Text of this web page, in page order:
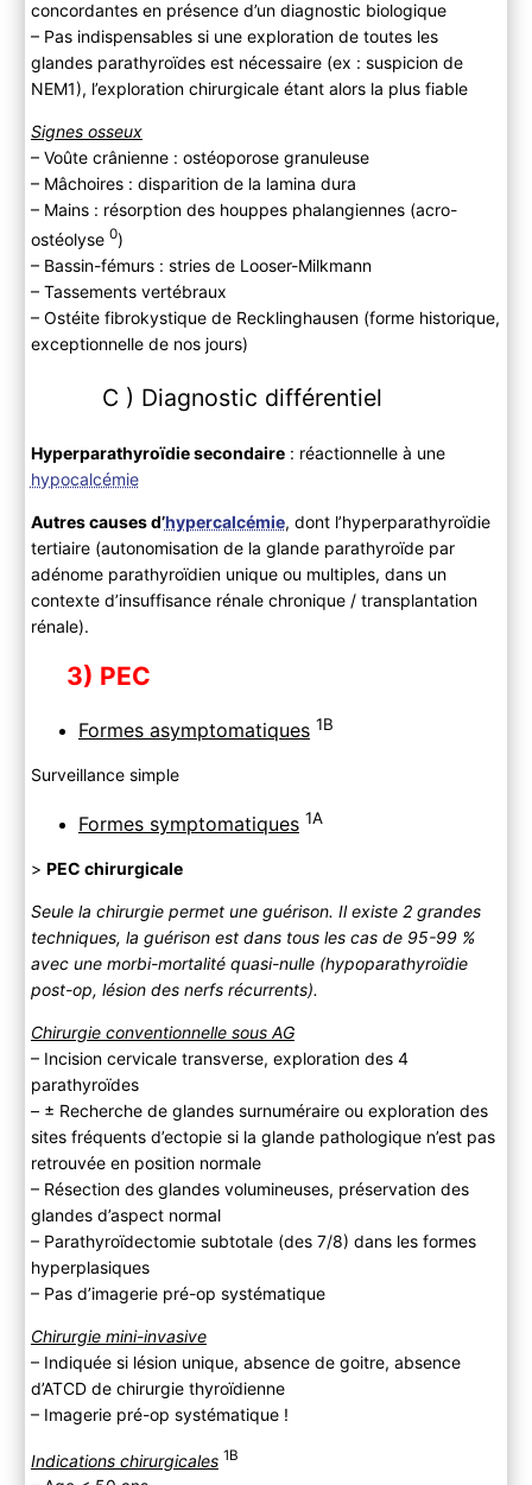
concordantes en présence d’un diagnostic biologique
– Pas indispensables si une exploration de toutes les
glandes parathyroïdes est nécessaire (ex : suspicion de
NEM1), l’exploration chirurgicale étant alors la plus fiable
Signes osseux
– Voûte crânienne : ostéoporose granuleuse
– Mâchoires : disparition de la lamina dura
– Mains : résorption des houppes phalangiennes (acro-
ostéolyse 0)
– Bassin-fémurs : stries de Looser-Milkmann
– Tassements vertébraux
– Ostéite fibrokystique de Recklinghausen (forme historique,
exceptionnelle de nos jours)
C ) Diagnostic différentiel
Hyperparathyroïdie secondaire: réactionnelle à une
hypocalcémie
Autres causes d’hypercalcémie, dont l’hyperparathyroïdie
tertiaire (autonomisation de la glande parathyroïde par
adénome parathyroïdien unique ou multiples, dans un
contexte d’insuffisance rénale chronique / transplantation
rénale).
3) PEC
Formes asymptomatiques 1B
Surveillance simple
Formes symptomatiques 1A
> PEC chirurgicale
Seule la chirurgie permet une guérison. Il existe 2 grandes
techniques, la guérison est dans tous les cas de 95-99 %
avec une morbi-mortalité quasi-nulle (hypoparathyroïdie
post-op, lésion des nerfs récurrents).
Chirurgie conventionnelle sous AG
– Incision cervicale transverse, exploration des 4
parathyroïdes
– ± Recherche de glandes surnuméraire ou exploration des
sites fréquents d’ectopie si la glande pathologique n’est pas
retrouvée en position normale
– Résection des glandes volumineuses, préservation des
glandes d’aspect normal
– Parathyroïdectomie subtotale (des 7/8) dans les formes
hyperplasiques
– Pas d’imagerie pré-op systématique
Chirurgie mini-invasive
– Indiquée si lésion unique, absence de goitre, absence
d’ATCD de chirurgie thyroïdienne
– Imagerie pré-op systématique !
Indications chirurgicales 1B